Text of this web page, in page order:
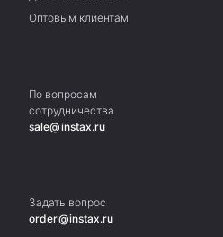
Оптовым клиентам
По вопросам
сотрудничества
sale@instax.ru
Задать вопрос
order@instax.ru